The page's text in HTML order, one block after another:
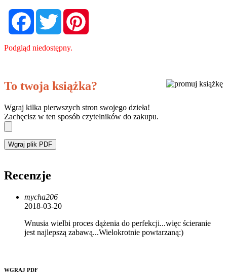
FacebookTwitter
Podgląd niedostępny.
To twoja książka?
Wgraj kilka pierwszych stron swojego dzieła!
Zachęcisz w ten sposób czytelników do zakupu.
Wgraj plik PDF
Recenzje
mycha206
2018-03-20
Wnusia wielbi proces dążenia do perfekcji...więc ścieranie
jest najlepszą zabawą...Wielokrotnie powtarzaną:)
WGRAJ PDF